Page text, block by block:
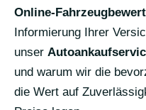
Online-
Informierung Ihrer
unser
und warum wir die
die Wert auf